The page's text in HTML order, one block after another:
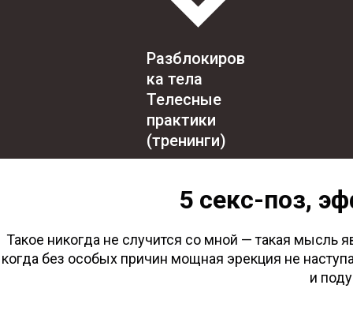
Разблокиров
ка тела
Телесные
практики
(тренинги)
5 секс-поз,
Такое никогда не случится со мной — такая мысль
когда без особых причин мощная эрекция не
и